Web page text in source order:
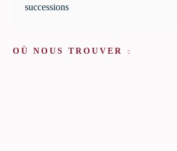
successions
OÙ NOUS TROUVER